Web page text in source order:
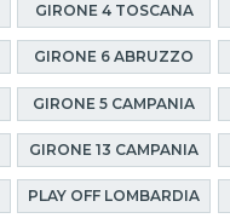
GIRONE 4 TOSCANA
GIRONE 6 ABRUZZO
GIRONE 5 CAMPANIA
GIRONE 13 CAMPANIA
PLAY OFF LOMBARDIA